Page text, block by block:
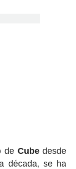
de Cubedesde
década, se ha